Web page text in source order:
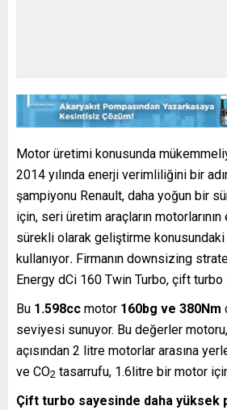
Motor üretimi konusunda
2014 yılında enerji verimliliğini bir
şampiyonu Renault, daha yoğun bir
için, seri üretim araçların
sürekli olarak geliştirme
kullanıyor. Firmanın downsizing
Energy dCi 160 Twin Turbo, çift
Bu 1.598cc motor 160bg ve 380Nm
seviyesi sunuyor. Bu değerler
açısından 2 litre motorlar arasına
ve CO2 tasarrufu, 1.6litre bir motor
Çift turbo sayesinde daha yüksek